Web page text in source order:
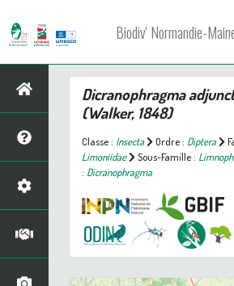
Biodiv' Normandie-
Dicranophragma
(Walker, 1848)
Classe : Insecta Ordre : Diptera
Limoniidae
Sous-Famille :
: Dicranophragma